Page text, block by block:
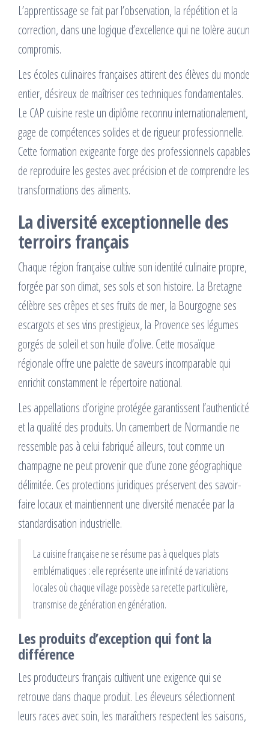
L’apprentissage se fait par l’observation, la répétition et la
correction, dans une logique d’excellence qui ne tolère aucun
compromis.
Les écoles culinaires françaises attirent des élèves du monde
entier, désireux de maîtriser ces techniques fondamentales.
Le CAP cuisine reste un diplôme reconnu internationalement,
gage de compétences solides et de rigueur professionnelle.
Cette formation exigeante forge des professionnels capables
de reproduire les gestes avec précision et de comprendre les
transformations des aliments.
La diversité exceptionnelle des
terroirs français
Chaque région française cultive son identité culinaire propre,
forgée par son climat, ses sols et son histoire. La Bretagne
célèbre ses crêpes et ses fruits de mer, la Bourgogne ses
escargots et ses vins prestigieux, la Provence ses légumes
gorgés de soleil et son huile d’olive. Cette mosaïque
régionale offre une palette de saveurs incomparable qui
enrichit constamment le répertoire national.
Les appellations d’origine protégée garantissent l’authenticité
et la qualité des produits. Un camembert de Normandie ne
ressemble pas à celui fabriqué ailleurs, tout comme un
champagne ne peut provenir que d’une zone géographique
délimitée. Ces protections juridiques préservent des savoir-
faire locaux et maintiennent une diversité menacée par la
standardisation industrielle.
La cuisine française ne se résume pas à quelques plats
emblématiques : elle représente une infinité de variations
locales où chaque village possède sa recette particulière,
transmise de génération en génération.
Les produits d’exception qui font la
différence
Les producteurs français cultivent une exigence qui se
retrouve dans chaque produit. Les éleveurs sélectionnent
leurs races avec soin, les maraîchers respectent les saisons,